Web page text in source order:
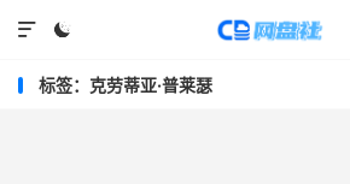


标签：克劳蒂亚·普莱瑟